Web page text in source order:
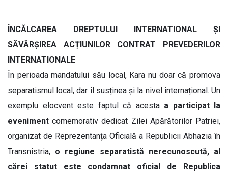
ÎNCĂLCAREA DREPTULUI INTERNATIONAL ȘI
SĂVĂRȘIREA ACȚIUNILOR CONTRAT PREVEDERILOR
INTERNATIONALE
În perioada mandatului său local, Kara nu doar că promova
separatismul local, dar îl susținea și la nivel internațional. Un
exemplu elocvent este faptul că acesta a participat la
eveniment comemorativ dedicat Zilei Apărătorilor Patriei,
organizat de Reprezentanța Oficială a Republicii Abhazia în
Transnistria, o regiune separatistă nerecunoscută, al
cărei statut este condamnat oficial de Republica